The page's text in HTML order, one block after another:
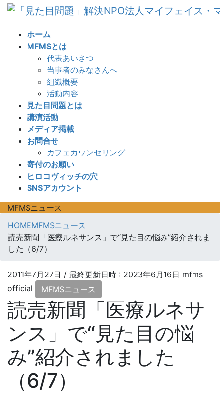
ホーム
MFMSとは
代表あいさつ
当事者のみなさんへ
組織概要
活動内容
見た目問題とは
講演活動
メディア掲載
お問合せ
カフェカウンセリング
寄付のお願い
ヒロコヴィッチの穴
SNSアカウント
MFMSニュース
HOMEMFMSニュース
読売新聞「医療ルネサンス」で“見た目の悩み”紹介されま
した（6/7）
2011年7月27日 / 最終更新日時 : 2023年6月16日 mfms
official
MFMSニュース
読売新聞「医療ルネサ
ンス」で“見た目の悩
み”紹介されました
（6/7）